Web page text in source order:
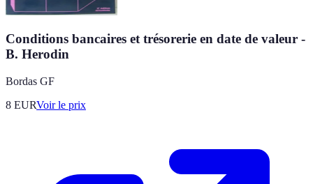
Conditions bancaires et trésorerie en date de valeur -
B. Herodin
Bordas GF
8 EURVoir le prix